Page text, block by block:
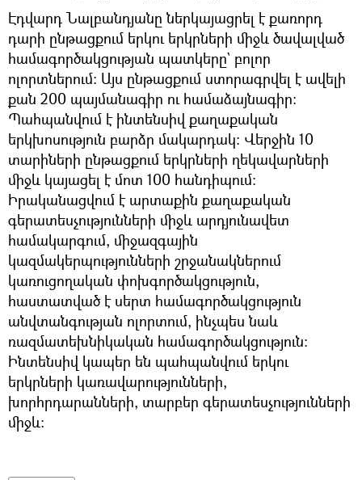
Էդվարդ Նալբանդյանը ներկայացրել է քառորդ
դարի ընթացքում երկու երկրների միջև ծավալված
համագործակցության պատկերը` բոլոր
ոլորտներում։ Այս ընթացքում ստորագրվել է ավելի
քան 200 պայմանագիր ու համաձայնագիր:
Պահպանվում է ինտենսիվ քաղաքական
երկխոսություն բարձր մակարդակ: Վերջին 10
տարիների ընթացքում երկրների ղեկավարների
միջև կայացել է մոտ 100 հանդիպում:
Իրականացվում է արտաքին քաղաքական
գերատեսչությունների միջև արդյունավետ
համակարգում, միջազգային
կազմակերպությունների շրջանակներում
կառուցողական փոխգործակցություն,
հաստատված է սերտ համագործակցություն
անվտանգության ոլորտում, ինչպես նաև
ռազմատեխնիկական համագործակցություն:
Ինտենսիվ կապեր են պահպանվում երկու
երկրների կառավարությունների,
խորհրդարանների, տարբեր գերատեսչությունների
միջև: